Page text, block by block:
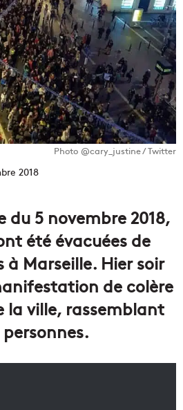
Photo @cary_justine / Twitter
2018
du 5 novembre 2018,
été évacuées de
à Marseille. Hier soir
de colère
la ville, rassemblant